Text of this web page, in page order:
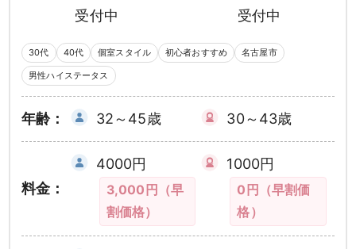
受付中 受付中
30代 40代 個室スタイル 初心者おすすめ 名古屋市
男性ハイステータス
年齢： 32～45歳 30～43歳
料金：
4000円
3,000円（早
割価格）
1000円
0円（早割価
格）